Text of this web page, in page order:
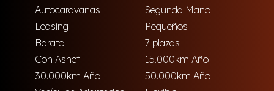
Autocaravanas
Segunda Mano
Leasing
Pequeños
Barato
7 plazas
Con Asnef
15.000km Año
30.000km Año
50.000km Año